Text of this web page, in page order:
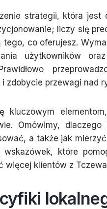
strategii, która jest
liczy się
co oferujesz.
użytkowników
zdobycie przewagi nad
Omówimy,
a także jak
które
więcej klientów z